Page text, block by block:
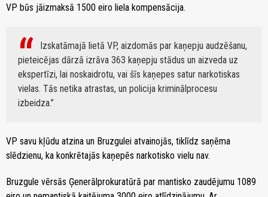
VP būs jāizmaksā 1500 eiro liela kompensācija.
Izskatāmajā lietā VP, aizdomās par kaņepju audzēšanu,
pieteicējas dārzā izrāva 363 kaņepju stādus un aizveda uz
ekspertīzi, lai noskaidrotu, vai šīs kaņepes satur narkotiskas
vielas. Tās netika atrastas, un policija kriminālprocesu
izbeidza.
VP savu kļūdu atzina un Bruzgulei atvainojās, tiklīdz saņēma
slēdzienu, ka konkrētajās kaņepēs narkotisko vielu nav.
Bruzgule vērsās Ģenerālprokuratūrā par mantisko zaudējumu 1089